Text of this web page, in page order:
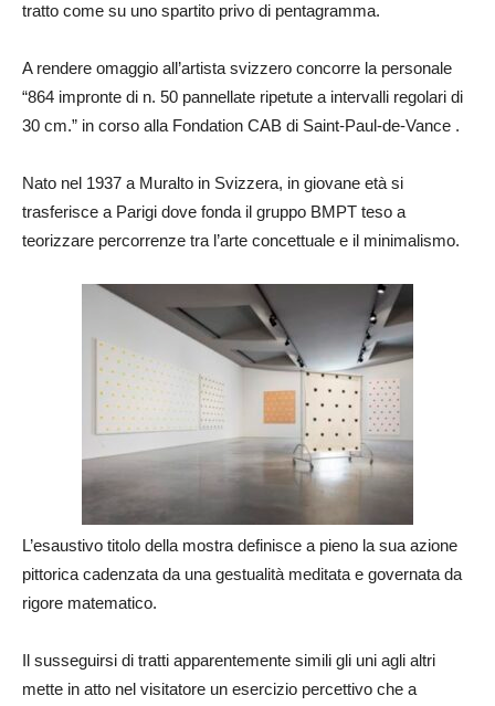
tratto come su uno spartito privo di pentagramma.
A rendere omaggio all’artista svizzero concorre la personale
“864 impronte di n. 50 pannellate ripetute a intervalli regolari di
30 cm.” in corso alla Fondation CAB di Saint-Paul-de-Vance .
Nato nel 1937 a Muralto in Svizzera, in giovane età si
trasferisce a Parigi dove fonda il gruppo BMPT teso a
teorizzare percorrenze tra l’arte concettuale e il minimalismo.
L’esaustivo titolo della mostra definisce a pieno la sua azione
pittorica cadenzata da una gestualità meditata e governata da
rigore matematico.
Il susseguirsi di tratti apparentemente simili gli uni agli altri
mette in atto nel visitatore un esercizio percettivo che a